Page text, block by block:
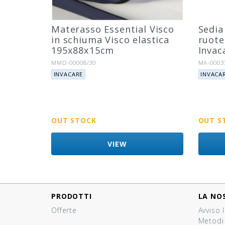
Materasso Essential Visco
in schiuma Visco elastica
195x88x15cm
Riferimento:
MMD-00008/30
Marca:
INVACARE
OUT STOCK
VIEW
MA-
Marca:
OUT
PRODOTTI
Offerte
LA
Avviso